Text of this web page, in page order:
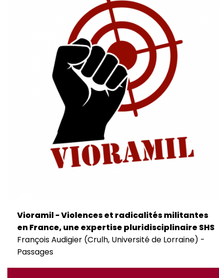
Vioramil - Violences et radicalités militantes
en France, une expertise pluridisciplinaire SHS
François Audigier (Crulh, Université de Lorraine) -
Passages